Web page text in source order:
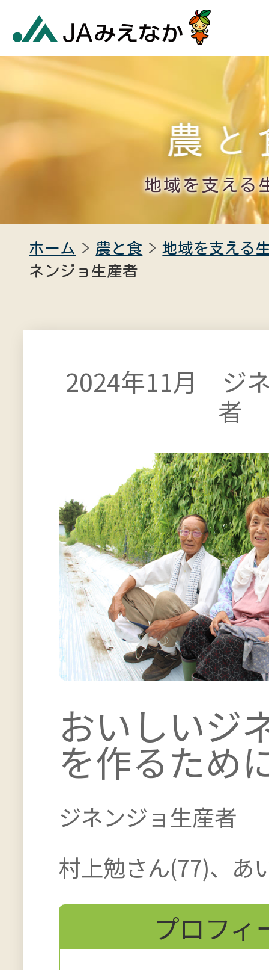
地域を支える
ホーム 農と食
地域を支える
ネンジョ生産者
2024年11月 ジ
者
おいしいジ
を作るため
ジネンジョ生産者
村上勉さん(77)、あ
プロフィ